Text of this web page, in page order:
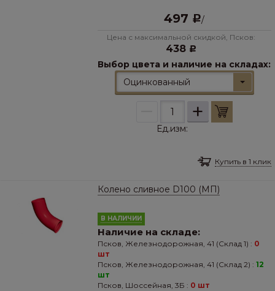
497 Р/
Цена с максимальной скидкой, Псков:
438 Р
Выбор цвета и наличие на складах:
Оцинкованный
+
Ед.изм:
Купить в 1 клик
Колено сливное D100 (МП)
В НАЛИЧИИ
Наличие на складе:
Псков, Железнодорожная, 41 (Склад 1) : 0
шт
Псков, Железнодорожная, 41 (Склад 2) : 12
шт
Псков, Шоссейная, 3Б : 0 шт